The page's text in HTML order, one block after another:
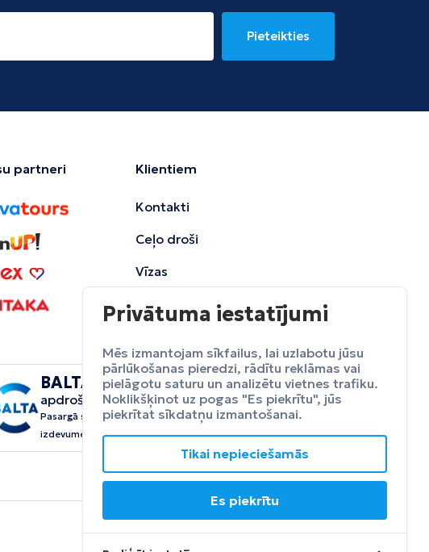
Pieteikties
partneri Klientiem
Kontakti
Ceļo droši
Vīzas
BALTA
ceļojumu
apdrošināšana
Pasargā sevi no neparedzētiem
izdevumeim.
Apdrošināt
Privātuma iestatījumi
Mēs izmantojam sīkfailus, lai uzlabotu jūsu
pārlūkošanas pieredzi, rādītu reklāmas vai
pielāgotu saturu un analizētu vietnes trafiku.
Noklikšķinot uz pogas "Es piekrītu", jūs
piekrītat sīkdatņu izmantošanai.
Tikai nepieciešamās
Es piekrītu